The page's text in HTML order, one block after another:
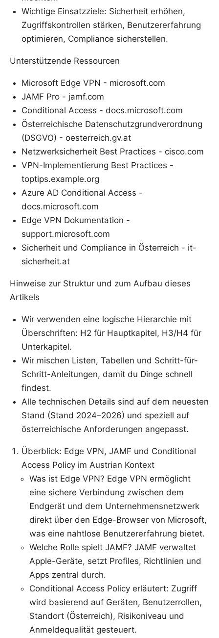
Wichtige Einsatzziele: Sicherheit erhöhen,
Zugriffskontrollen stärken, Benutzererfahrung
optimieren, Compliance sicherstellen.
Unterstützende Ressourcen
Microsoft Edge VPN - microsoft.com
JAMF Pro - jamf.com
Conditional Access - docs.microsoft.com
Österreichische Datenschutzgrundverordnung
(DSGVO) - oesterreich.gv.at
Netzwerksicherheit Best Practices - cisco.com
VPN-Implementierung Best Practices -
toptips.example.org
Azure AD Conditional Access -
docs.microsoft.com
Edge VPN Dokumentation -
support.microsoft.com
Sicherheit und Compliance in Österreich - it-
sicherheit.at
Hinweise zur Struktur und zum Aufbau dieses
Artikels
Wir verwenden eine logische Hierarchie mit
Überschriften: H2 für Hauptkapitel, H3/H4 für
Unterkapitel.
Wir mischen Listen, Tabellen und Schritt-für-
Schritt-Anleitungen, damit du Dinge schnell
findest.
Alle technischen Details sind auf dem neuesten
Stand (Stand 2024–2026) und speziell auf
österreichische Anforderungen angepasst.
Überblick: Edge VPN, JAMF und Conditional
Access Policy im Austrian Kontext
Was ist Edge VPN? Edge VPN ermöglicht
eine sichere Verbindung zwischen dem
Endgerät und dem Unternehmensnetzwerk
direkt über den Edge-Browser von Microsoft,
was eine nahtlose Benutzererfahrung bietet.
Welche Rolle spielt JAMF? JAMF verwaltet
Apple-Geräte, setzt Profiles, Richtlinien und
Apps zentral durch.
Conditional Access Policy erläutert: Zugriff
wird basierend auf Geräten, Benutzerrollen,
Standort (Österreich), Risikoniveau und
Anmeldequalität gesteuert.